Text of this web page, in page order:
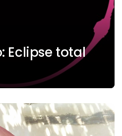
Eclipse total